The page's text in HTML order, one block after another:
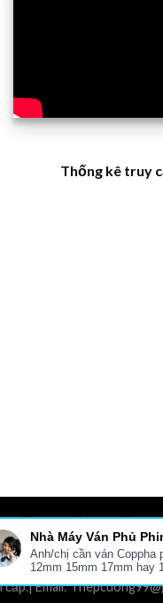
Thống kê truy
TIN TỨC FILE TÀI
Email:
Nhà Máy Ván Phủ
Anh/chị cần ván Coppha
12mm 15mm 17mm hay